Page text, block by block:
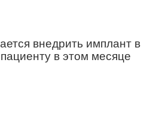
внедрить имплант в
в этом месяце